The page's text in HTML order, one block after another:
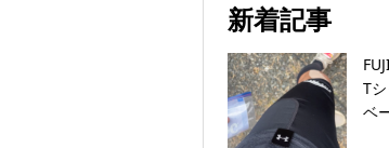
新着記事
T
ベ